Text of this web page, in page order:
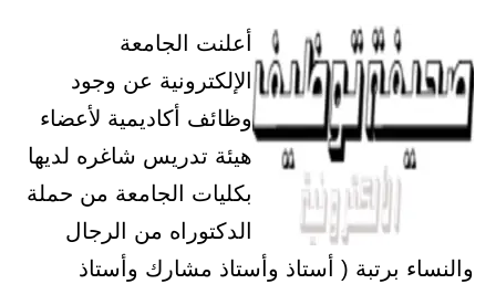
أعلنت الجامعة
الإلكترونية عن وجود
وظائف أكاديمية لأعضاء
هيئة تدريس شاغره لديها
بكليات الجامعة من حملة
الدكتوراه من الرجال
والنساء برتبة ( أستاذ وأستاذ مشارك وأستاذ